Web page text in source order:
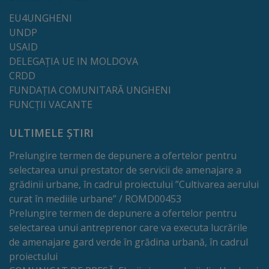
tarife
Înscrierea
copiilor
în
grădiniță/Plăți
Înterprinderi
municipale
Comgaz-
Plus
Modele
EU4UNGHENI
UNDP
USAID
DELEGAȚIA UE IN MOLDOVA
CRDD
FUNDAȚIA COMUNITARĂ UNGHENI
FUNCȚII VACANTE
ULTIMELE ȘTIRI
Prelungire termen de depunere a ofertelor pentru
selectarea unui prestator de servicii de amenajare a
grădinii urbane, în cadrul proiectului ”Cultivarea aerului
curat în mediile urbane” / ROMD00453
Prelungire termen de depunere a ofertelor pentru
selectarea unui antreprenor care va executa lucrările
de amenajare gard verde în grădina urbană, în cadrul
proiectului